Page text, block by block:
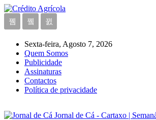
Sexta-feira, Agosto 7, 2026
Quem Somos
Publicidade
Assinaturas
Contactos
Política de privacidade
Jornal de Cá - Cartaxo |